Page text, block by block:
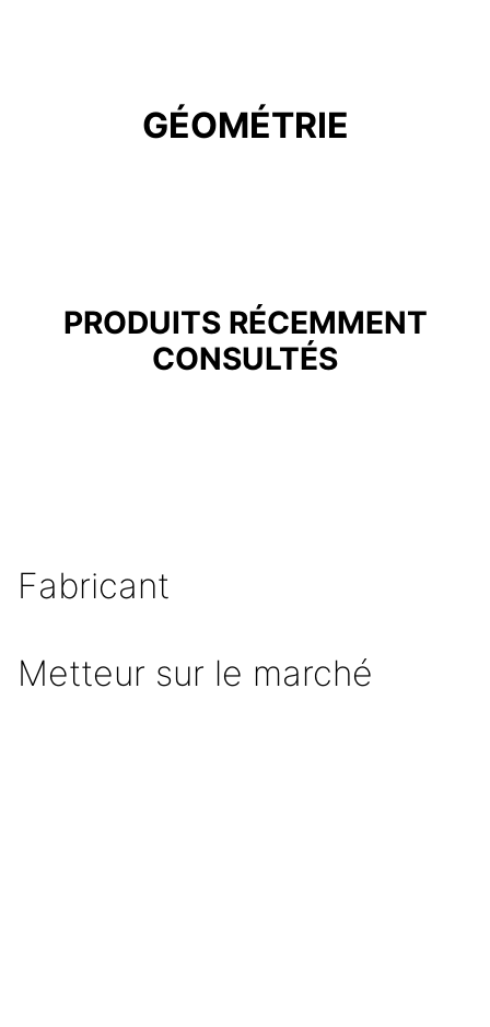
GÉOMÉTRIE
PRODUITS RÉCEMMENT
CONSULTÉS
Fabricant
Metteur sur le marché